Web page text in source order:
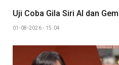
Uji Coba Gila Siri AI dan
01-08-2026 - 15.04